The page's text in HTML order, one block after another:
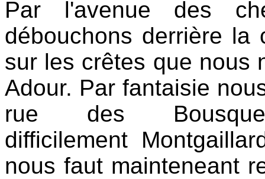
Par l'avenue des
débouchons derrière la
sur les crêtes que nous
Adour. Par fantaisie
rue des
difficilement
nous faut mainteneant